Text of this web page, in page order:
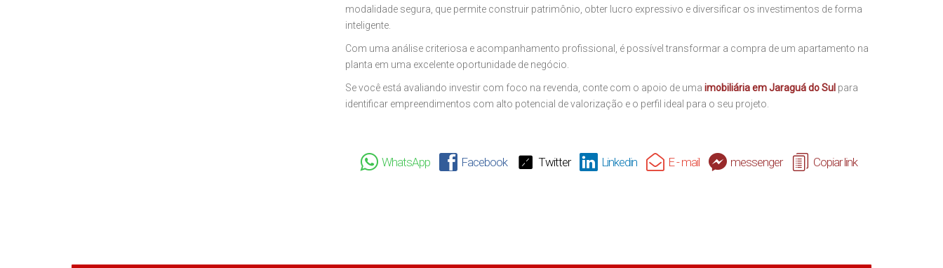
modalidade segura, que permite construir patrimônio, obter lucro expressivo e diversificar os investimentos de forma
inteligente.
Com uma análise criteriosa e acompanhamento profissional, é possível transformar a compra de um apartamento na
planta em uma excelente oportunidade de negócio.
Se você está avaliando investir com foco na revenda, conte com o apoio de uma imobiliária em Jaraguá do Sul para
identificar empreendimentos com alto potencial de valorização e o perfil ideal para o seu projeto.
WhatsApp Facebook Twitter Linkedin E - mail messenger Copiar link